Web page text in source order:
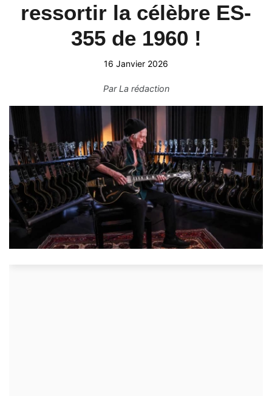
ressortir la célèbre ES-
355 de 1960 !
16 Janvier 2026
ParLa rédaction